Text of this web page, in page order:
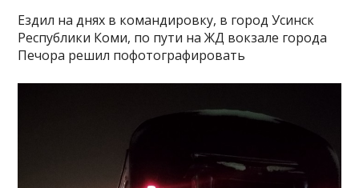
Ездил на днях в командировку, в город Усинск
Республики Коми, по пути на ЖД вокзале города
Печора решил пофотографировать